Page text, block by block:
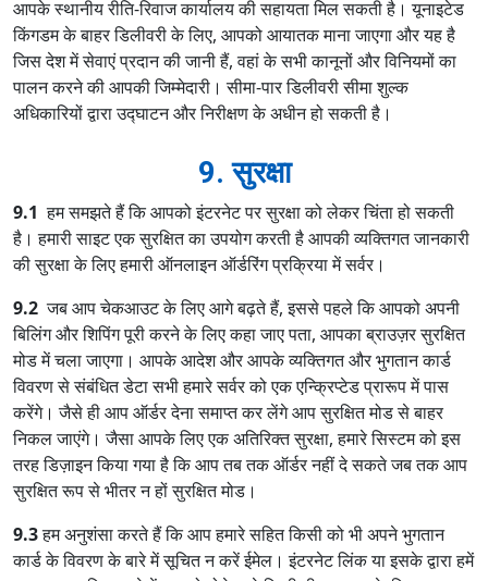
आपके स्थानीय रीति-रिवाज कार्यालय की सहायता मिल सकती है। यूनाइटेड
किंगडम के बाहर डिलीवरी के लिए, आपको आयातक माना जाएगा और यह है
जिस देश में सेवाएं प्रदान की जानी हैं, वहां के सभी कानूनों और विनियमों का
पालन करने की आपकी जिम्मेदारी। सीमा-पार डिलीवरी सीमा शुल्क
अधिकारियों द्वारा उद्घाटन और निरीक्षण के अधीन हो सकती है।
9. सुरक्षा
9.1हम समझते हैं कि आपको इंटरनेट पर सुरक्षा को लेकर चिंता हो सकती
है। हमारी साइट एक सुरक्षित का उपयोग करती है आपकी व्यक्तिगत जानकारी
की सुरक्षा के लिए हमारी ऑनलाइन ऑर्डरिंग प्रक्रिया में सर्वर।
9.2जब आप चेकआउट के लिए आगे बढ़ते हैं, इससे पहले कि आपको अपनी
बिलिंग और शिपिंग पूरी करने के लिए कहा जाए पता, आपका ब्राउज़र सुरक्षित
मोड में चला जाएगा। आपके आदेश और आपके व्यक्तिगत और भुगतान कार्ड
विवरण से संबंधित डेटा सभी हमारे सर्वर को एक एन्क्रिप्टेड प्रारूप में पास
करेंगे। जैसे ही आप ऑर्डर देना समाप्त कर लेंगे आप सुरक्षित मोड से बाहर
निकल जाएंगे। जैसा आपके लिए एक अतिरिक्त सुरक्षा, हमारे सिस्टम को इस
तरह डिज़ाइन किया गया है कि आप तब तक ऑर्डर नहीं दे सकते जब तक आप
सुरक्षित रूप से भीतर न हों सुरक्षित मोड।
9.3हम अनुशंसा करते हैं कि आप हमारे सहित किसी को भी अपने भुगतान
कार्ड के विवरण के बारे में सूचित न करें ईमेल। इंटरनेट लिंक या इसके द्वारा हमें